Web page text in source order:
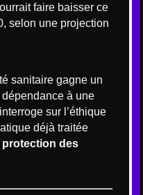
faire baisser ce
selon une projection
sanitaire gagne un
à une
sur l’éthique
déjà traitée
protection des